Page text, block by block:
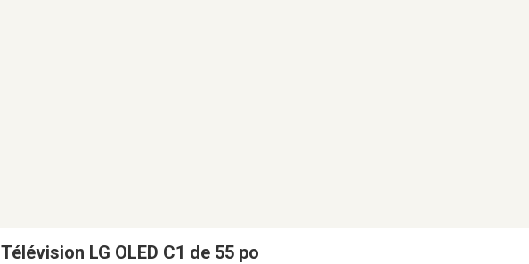
Télévision LG OLED C1 de 55 po